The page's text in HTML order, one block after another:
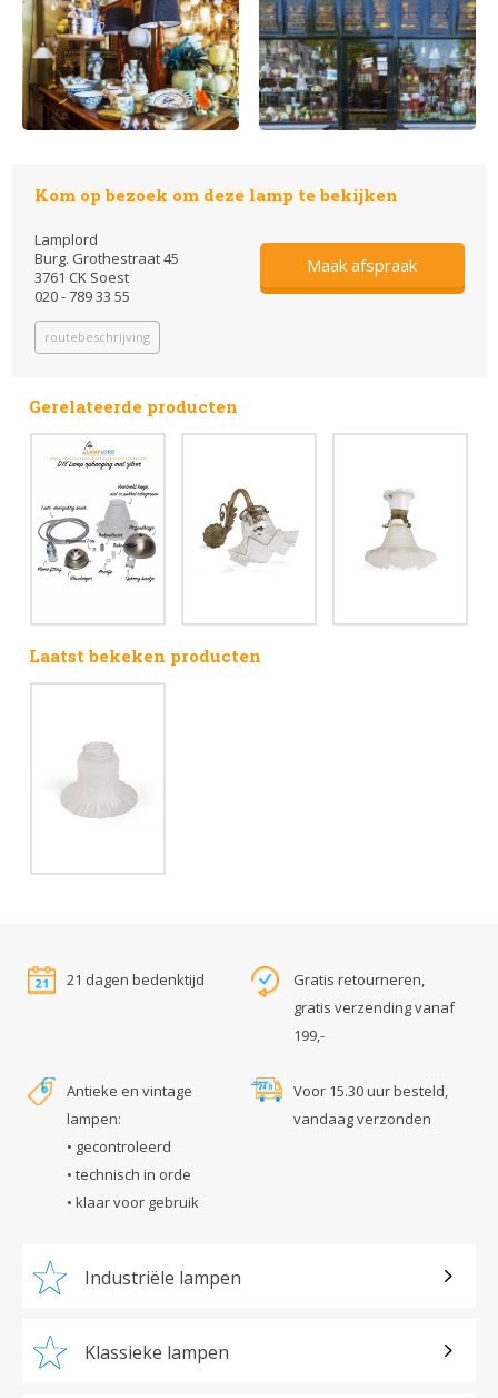
Kom op bezoek om deze lamp te bekijken
Lamplord
Burg. Grothestraat 45
3761 CK Soest
020 - 789 33 55
routebeschrijving
Maak afspraak
Gerelateerde producten
Laatst bekeken producten
21 dagen bedenktijd
Gratis retourneren,
gratis verzending vanaf
199,-
Antieke en vintage
lampen:
• gecontroleerd
• technisch in orde
• klaar voor gebruik
Voor 15.30 uur besteld,
vandaag verzonden
Industriële lampen
Klassieke lampen